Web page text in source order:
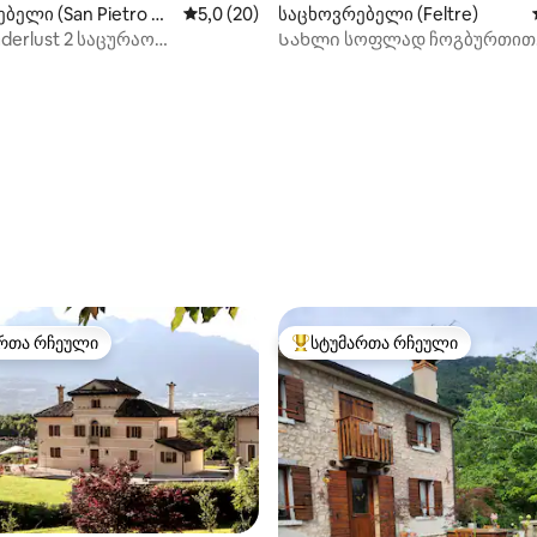
4,92, 87 მიმოხილვა
(San Pietro di
საშუალო შეფასებაა 5‑დან 5,0, 20
5,0 (20)
2 საცურაო
საცხოვრებელი (Feltre)
Სახლი სოფლად ჩოგბურთით
რჩეული მოწინავე ვარიანტი
რჩეული სტუმართა რჩეული მოწინავე
სტუმართა რჩეული